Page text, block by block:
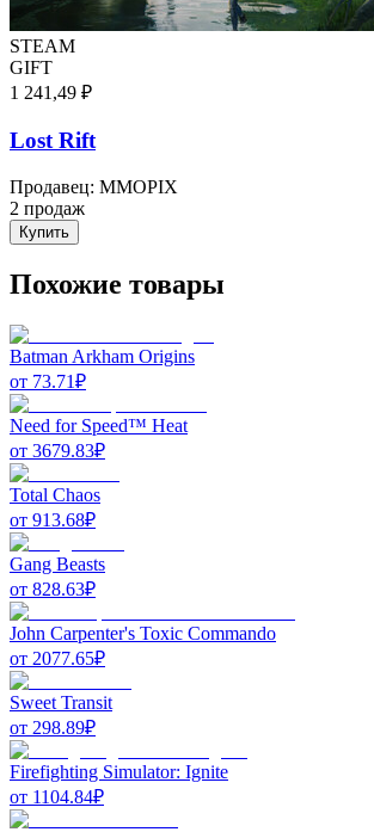
STEAM
GIFT
1 241,49 ₽
Lost Rift
Продавец: MMOPIX
2 продаж
Купить
Похожие товары
Batman Arkham Origins
от 73.71₽
Need for Speed™ Heat
от 3679.83₽
Total Chaos
от 913.68₽
Gang Beasts
от 828.63₽
John Carpenter's Toxic Commando
от 2077.65₽
Sweet Transit
от 298.89₽
Firefighting Simulator: Ignite
от 1104.84₽